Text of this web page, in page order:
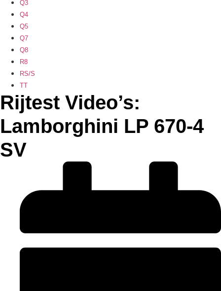
Q3
Q4
Q5
Q7
Q8
R8
RS/S
TT
Rijtest Video’s:
Lamborghini LP 670-4
SV